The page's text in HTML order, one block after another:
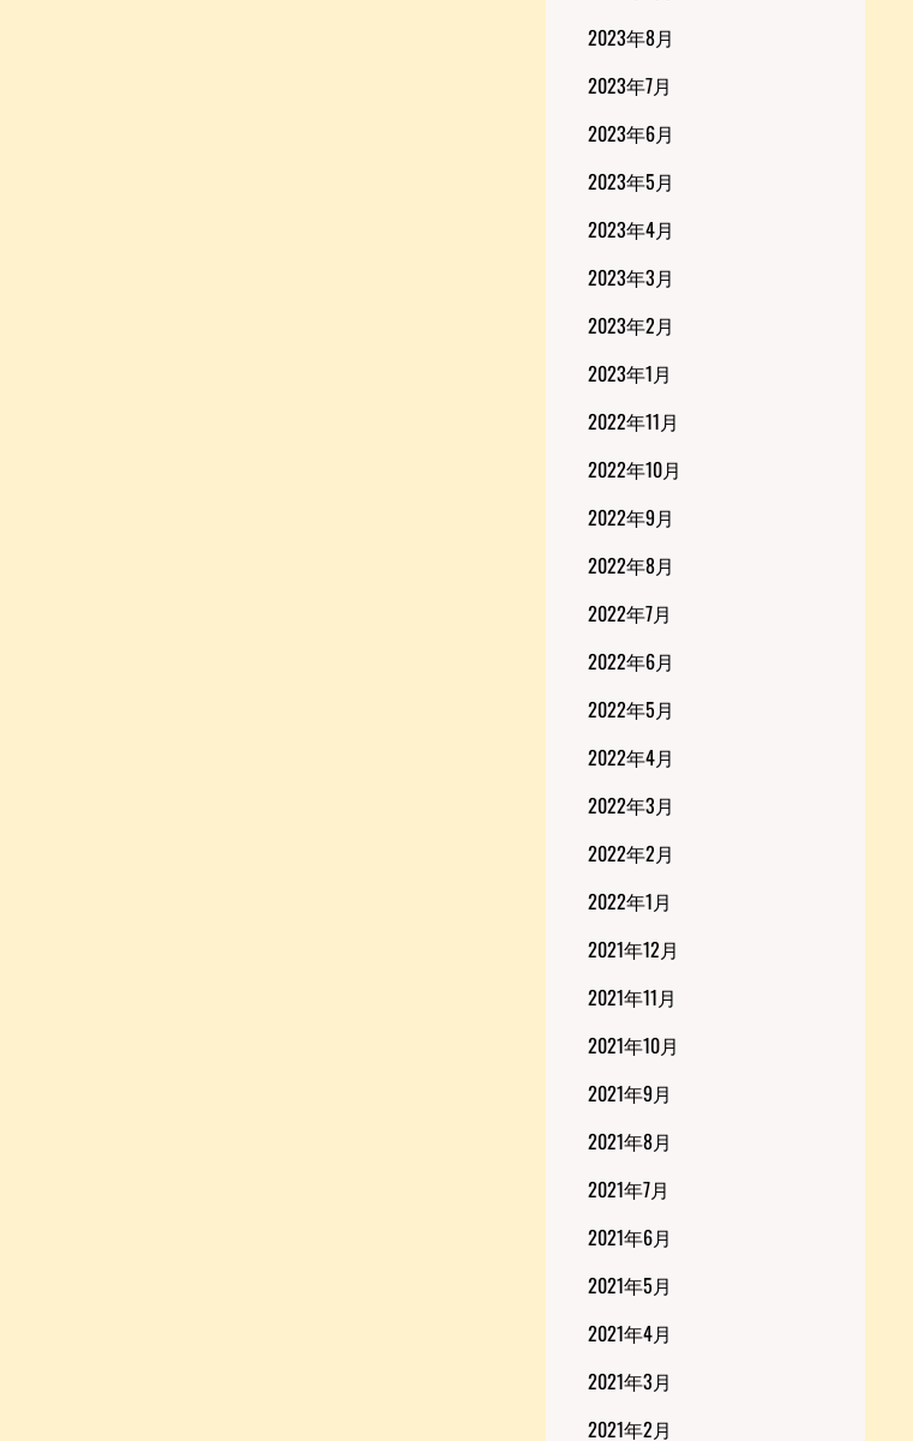
2023年8月
2023年7月
2023年6月
2023年5月
2023年4月
2023年3月
2023年2月
2023年1月
2022年11月
2022年10月
2022年9月
2022年8月
2022年7月
2022年6月
2022年5月
2022年4月
2022年3月
2022年2月
2022年1月
2021年12月
2021年11月
2021年10月
2021年9月
2021年8月
2021年7月
2021年6月
2021年5月
2021年4月
2021年3月
2021年2月